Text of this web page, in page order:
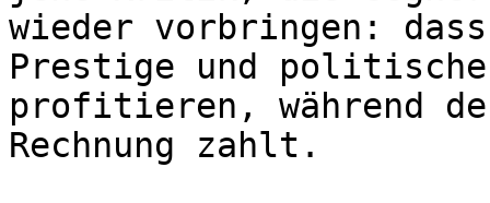
wieder vorbringen:
Prestige und
profitieren, während
Rechnung zahlt.